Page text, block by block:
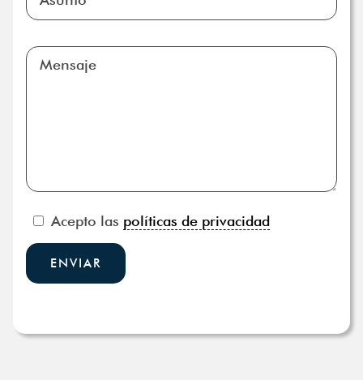
Acepto las políticas de privacidad